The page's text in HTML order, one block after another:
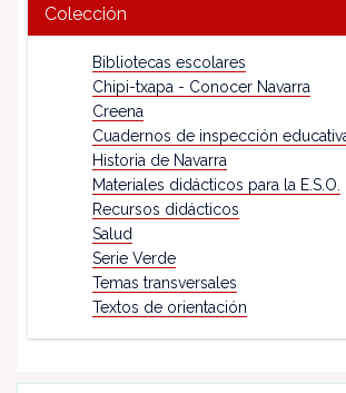
Colección
Bibliotecas escolares
Chipi-txapa - Conocer Navarra
Creena
Cuadernos de inspección
Historia de Navarra
Materiales didácticos para la E.S.O.
Recursos didácticos
Salud
Serie Verde
Temas transversales
Textos de orientación